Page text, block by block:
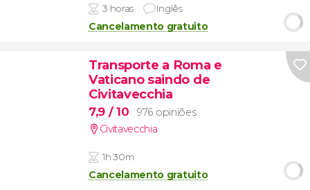
3 horas Inglês
Cancelamento gratuito
Transporte a Roma e
Vaticano saindo de
Civitavecchia
7,9 / 10
976 opiniões
Civitavecchia
1h 30m
Cancelamento gratuito